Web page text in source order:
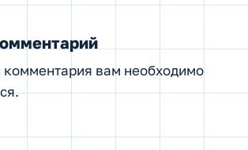
комментария вам необходимо
.